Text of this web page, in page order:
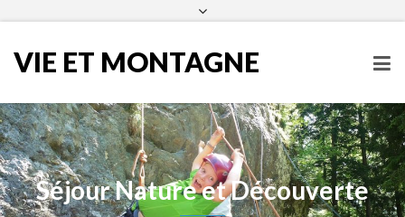
infos@vieetmontagne.org
VIE ET MONTAGNE
Séjour Nature et Découverte